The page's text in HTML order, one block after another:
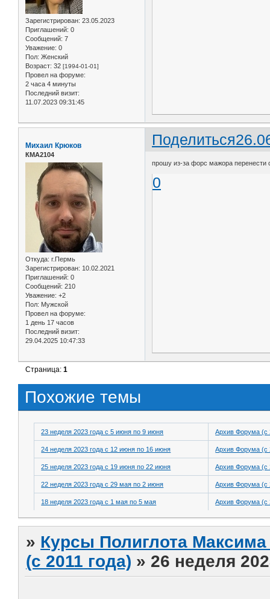
Зарегистрирован: 23.05.2023
Приглашений: 0
Сообщений: 7
Уважение: 0
Пол: Женский
Возраст: 32 [1994-01-01]
Провел на форуме:
2 часа 4 минуты
Последний визит:
11.07.2023 09:31:45
Поделиться
Михаил Крюков
КМА2104
Откуда: г.Пермь
Зарегистрирован: 10.02.2021
Приглашений: 0
Сообщений: 210
Уважение: +2
Пол: Мужской
Провел на форуме:
1 день 17 часов
Последний визит:
29.04.2025 10:47:33
прошу из-за форс мажора перенести
0
Страница:1
Похожие темы
23 неделя 2023 года с 5 июня по 9 июня Архив Форума (с
24 неделя 2023 года с 12 июня по 16 июня Архив Форума (с
25 неделя 2023 года с 19 июня по 22 июня Архив Форума (с
22 неделя 2023 года с 29 мая по 2 июня Архив Форума (с
18 неделя 2023 года с 1 мая по 5 мая Архив Форума (с
» Курсы Полиглота
(с 2011 года) » 26 неделя